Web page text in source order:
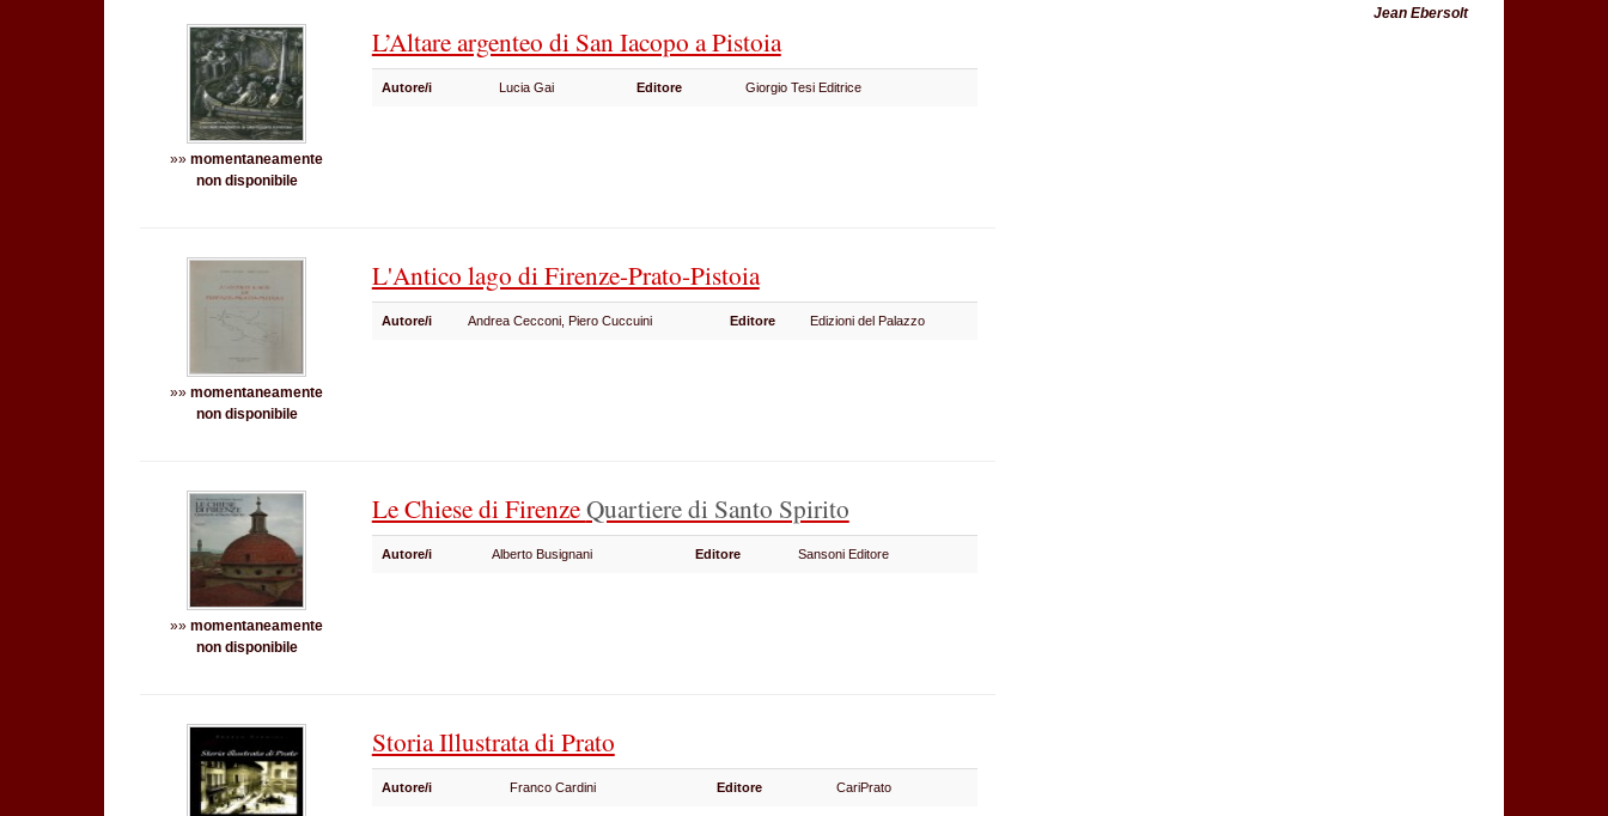
»»momentaneamente
non disponibile
L’Altare argenteo di San Iacopo a Pistoia
Autore/i Lucia Gai Editore Giorgio Tesi Editrice
»»momentaneamente
non disponibile
L'Antico lago di Firenze-Prato-Pistoia
Autore/i Andrea Cecconi, Piero Cuccuini Editore Edizioni del Palazzo
»»momentaneamente
non disponibile
Le Chiese di FirenzeQuartiere di Santo Spirito
Autore/i Alberto Busignani Editore Sansoni Editore
Storia Illustrata di Prato
Autore/i Franco Cardini Editore CariPrato
Jean Ebersolt